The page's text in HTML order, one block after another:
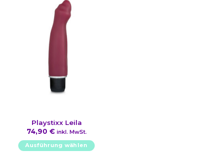
Playstixx Leila
74,90 € inkl. MwSt.
Ausführung wählen